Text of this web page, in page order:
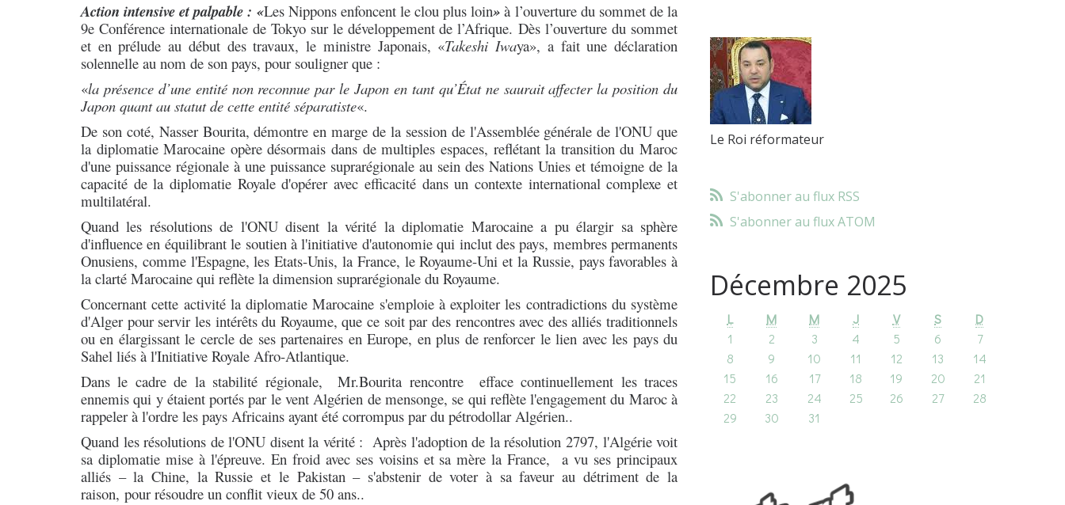
Action intensive et palpable : «Les Nippons enfoncentle clou plus loin» à l’ouverture du sommet de la
9e Conférence internationale de Tokyo sur le développement de l’Afrique.Dès l’ouverture du sommet
et en prélude au début des travaux, le ministre Japonais, «Takeshi Iwaya», a fait une déclaration
solennelle au nom de son pays, pour souligner que :
«la présence d’une entité non reconnue par le Japon en tant qu’État ne saurait affecter la position du
Japon quant au statut de cette entité séparatiste«.
De son coté, Nasser Bourita, démontre en marge de la session de l'Assemblée générale de l'ONU que
la diplomatie Marocaine opère désormais dans de multiples espaces, reflétant la transition du Maroc
d'une puissance régionale à une puissance suprarégionale au sein des Nations Unies et témoigne de la
capacité de la diplomatie Royale d'opérer avec efficacité dans un contexte international complexe et
multilatéral.
Quand les résolutions de l'ONU disent la vérité la diplomatie Marocaine a pu élargir sa sphère
d'influence en équilibrant le soutien à l'initiative d'autonomie qui inclut des pays, membres permanents
Onusiens, comme l'Espagne, les Etats-Unis, la France, le Royaume-Uni et la Russie, pays favorables à
la clarté Marocaine qui reflète la dimension suprarégionale du Royaume.
Concernant cette activité la diplomatie Marocaine s'emploie à exploiter les contradictions du système
d'Alger pour servir les intérêts du Royaume, que ce soit par des rencontres avec des alliés traditionnels
ou en élargissant le cercle de ses partenaires en Europe, en plus de renforcer le lien avec les pays du
Sahel liés à l'Initiative Royale Afro-Atlantique.
Dans le cadre de la stabilité régionale, Mr.Bourita rencontre efface continuellement les traces
ennemis qui y étaient portés par le vent Algérien de mensonge, se qui reflète l'engagement du Maroc à
rappeler à l'ordre les pays Africains ayant été corrompus par du pétrodollar Algérien..
Quand les résolutions de l'ONU disent la vérité : Après l'adoption de la résolution 2797, l'Algérie voit
sa diplomatie mise à l'épreuve. En froid avec ses voisins et sa mère la France, a vu ses principaux
alliés – la Chine, la Russie et le Pakistan – s'abstenir de voter à sa faveur au détriment de la
raison, pour résoudre un conflit vieux de 50 ans..
Le Roi réformateur
S'abonner au flux RSS
S'abonner au flux ATOM
Décembre 2025
L M M J V S
D
1
2 3 4 5 6
7
8
9 10 11 12 13
14
15
16 17 18 19 20
21
22
23 24 25 26 27
28
29
30 31